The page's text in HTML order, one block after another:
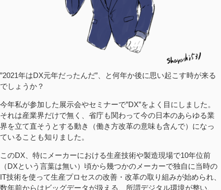
”2021年はDX元年だったんだ”、と何年か後に思い起こす時が来る
でしょうか？
今年私が参加した展示会やセミナーで”DX”をよく目にしました。
それは産業界だけで無く、省庁も関わって今の日本のあらゆる業
界を立て直そうとする動き（働き方改革の意味も含んで）になっ
ていることも知りました。
このDX、特にメーカーにおける生産技術や製造現場で10年位前
（DXという言葉は無い）頃から幾つかのメーカーで独自に当時の
IT技術を使って生産プロセスの改善・改革の取り組みが始められ、
数年前からはビッグデータが扱える、所謂デジタル環境が整い、